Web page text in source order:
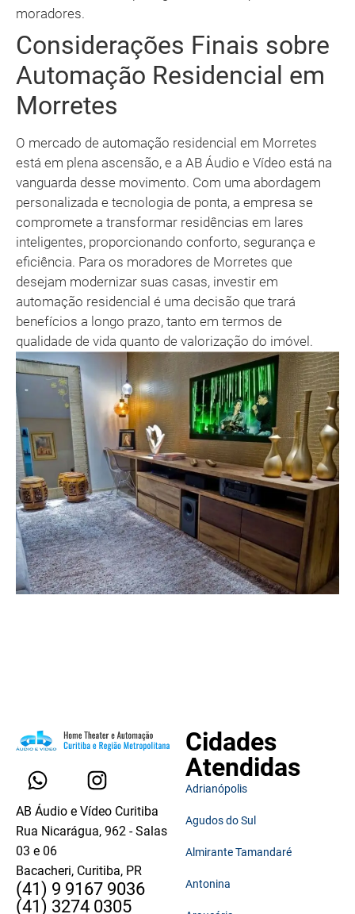
moradores.
Considerações Finais sobre
Automação Residencial em
Morretes
O mercado de automação residencial em Morretes
está em plena ascensão, e a AB Áudio e Vídeo está na
vanguarda desse movimento. Com uma abordagem
personalizada e tecnologia de ponta, a empresa se
compromete a transformar residências em lares
inteligentes, proporcionando conforto, segurança e
eficiência. Para os moradores de Morretes que
desejam modernizar suas casas, investir em
automação residencial é uma decisão que trará
benefícios a longo prazo, tanto em termos de
qualidade de vida quanto de valorização do imóvel.
AB Áudio e Vídeo Curitiba
Rua Nicarágua, 962 - Salas
03 e 06
Bacacheri, Curitiba, PR
(41) 9 9167 9036
(41) 3274 0305
Cidades
Atendidas
Adrianópolis
Agudos do Sul
Almirante Tamandaré
Antonina